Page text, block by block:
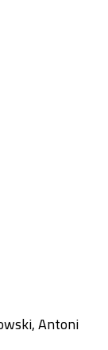
Antoni